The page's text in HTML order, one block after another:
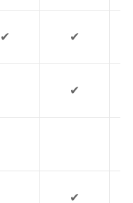
✔ ✔
✔
✔